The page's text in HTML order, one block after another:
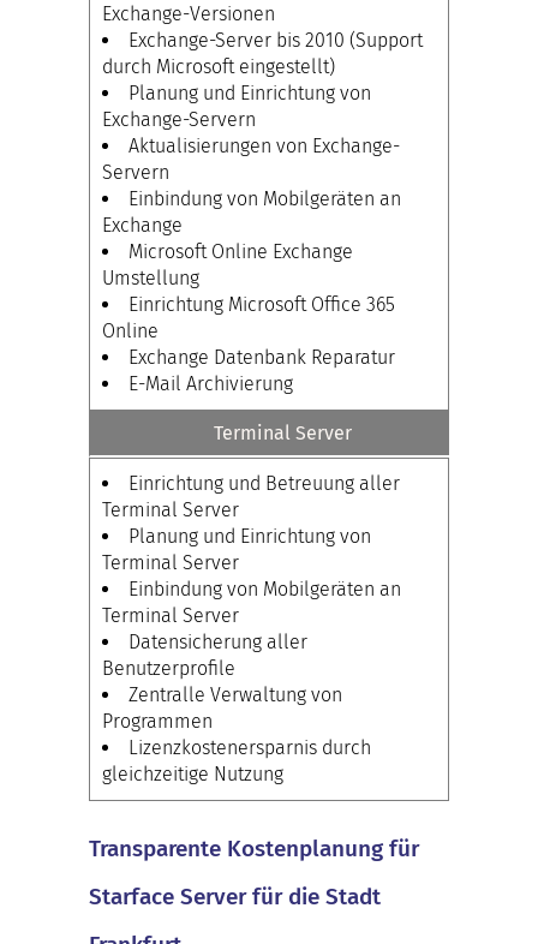
Exchange-Versionen
Exchange-Server bis 2010 (Support
durch Microsoft eingestellt)
Planung und Einrichtung von
Exchange-Servern
Aktualisierungen von Exchange-
Servern
Einbindung von Mobilgeräten an
Exchange
Microsoft Online Exchange
Umstellung
Einrichtung Microsoft Office 365
Online
Exchange Datenbank Reparatur
E-Mail Archivierung
Terminal Server
Einrichtung und Betreuung aller
Terminal Server
Planung und Einrichtung von
Terminal Server
Einbindung von Mobilgeräten an
Terminal Server
Datensicherung aller
Benutzerprofile
Zentralle Verwaltung von
Programmen
Lizenzkostenersparnis durch
gleichzeitige Nutzung
Transparente Kostenplanung für
Starface Server für die Stadt